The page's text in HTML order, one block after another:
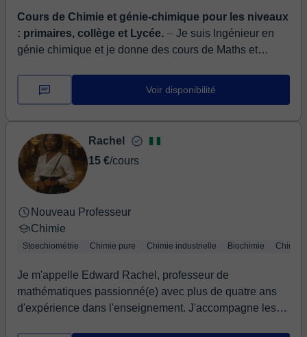
Cours de Chimie et génie-chimique pour les niveaux
: primaires, collège et Lycée. ⏤ Je suis Ingénieur en
génie chimique et je donne des cours de Maths et
donne aussi des cours d'ap...
Voir disponibilité
Rachel
15 €/cours
Nouveau Professeur
Chimie
Stoechiométrie Chimie pure Chimie industrielle Biochimie Chimie
Je m'appelle Edward Rachel, professeur de
mathématiques passionné(e) avec plus de quatre ans
d'expérience dans l'enseignement. J'accompagne les